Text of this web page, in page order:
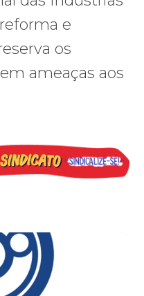
e
os
ameaças aos
TEM, denunciada de cometer